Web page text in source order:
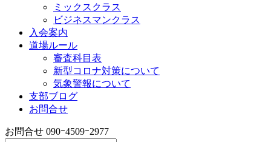
ミックスクラス
ビジネスマンクラス
入会案内
道場ルール
審査科目表
新型コロナ対策について
気象警報について
支部ブログ
お問合せ
お問合せ 090ｰ4509ｰ2977